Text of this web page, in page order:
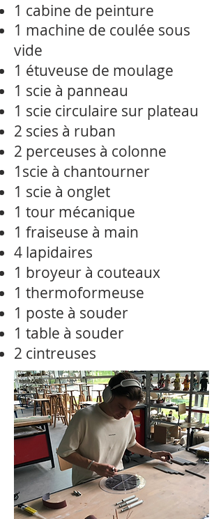
1 cabine de peinture
1 machine de coulée sous
vide
1 étuveuse de moulage
1 scie à panneau
1 scie circulaire sur plateau
2 scies à ruban
2 perceuses à colonne
1scie à chantourner
1 scie à onglet
1 tour mécanique
1 fraiseuse à main
4 lapidaires
1 broyeur à couteaux
1 thermoformeuse
1 poste à souder
1 table à souder
2 cintreuses